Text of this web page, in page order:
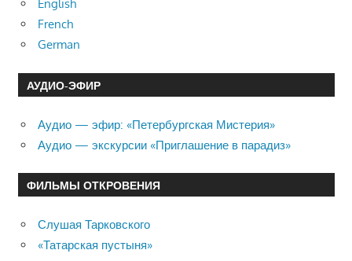
English
French
German
АУДИО-ЭФИР
Аудио — эфир: «Петербургская Мистерия»
Аудио — экскурсии «Приглашение в парадиз»
ФИЛЬМЫ ОТКРОВЕНИЯ
Слушая Тарковского
«Татарская пустыня»